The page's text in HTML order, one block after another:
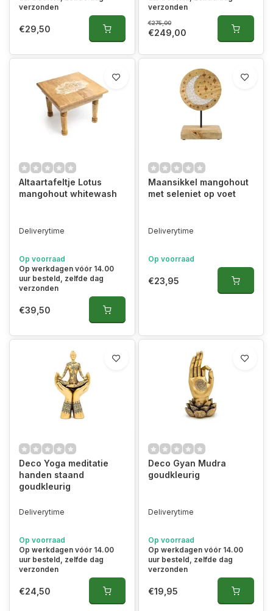
verzonden
€29,50
verzonden
€275,00
€249,00
Altaartafeltje Lotus
mangohout whitewash
Deliverytime
Op voorraad
Op werkdagen vóór 14.00
uur besteld, zelfde dag
verzonden
€39,50
Maansikkel mangohout
met seleniet op voet
Deliverytime
Op voorraad
€23,95
Deco Yoga meditatie
handen staand
goudkleurig
Deliverytime
Op voorraad
Op werkdagen vóór 14.00
uur besteld, zelfde dag
verzonden
€24,50
Deco Gyan Mudra
goudkleurig
Deliverytime
Op voorraad
Op werkdagen vóór 14.00
uur besteld, zelfde dag
verzonden
€19,95